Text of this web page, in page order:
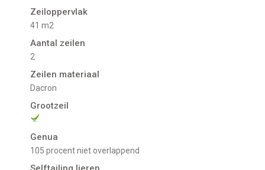
Zeiloppervlak
41 m2
Aantal zeilen
2
Zeilen materiaal
Dacron
Grootzeil
Genua
105 procent niet overlappend